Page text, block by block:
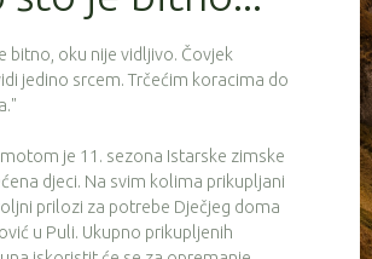
bitno, oku nije vidljivo. Čovjek
jedino srcem. Trčećim koracima do
je 11. sezona Istarske zimske
djeci. Na svim kolima prikupljani
prilozi za potrebe Dječjeg doma
u Puli. Ukupno prikupljenih